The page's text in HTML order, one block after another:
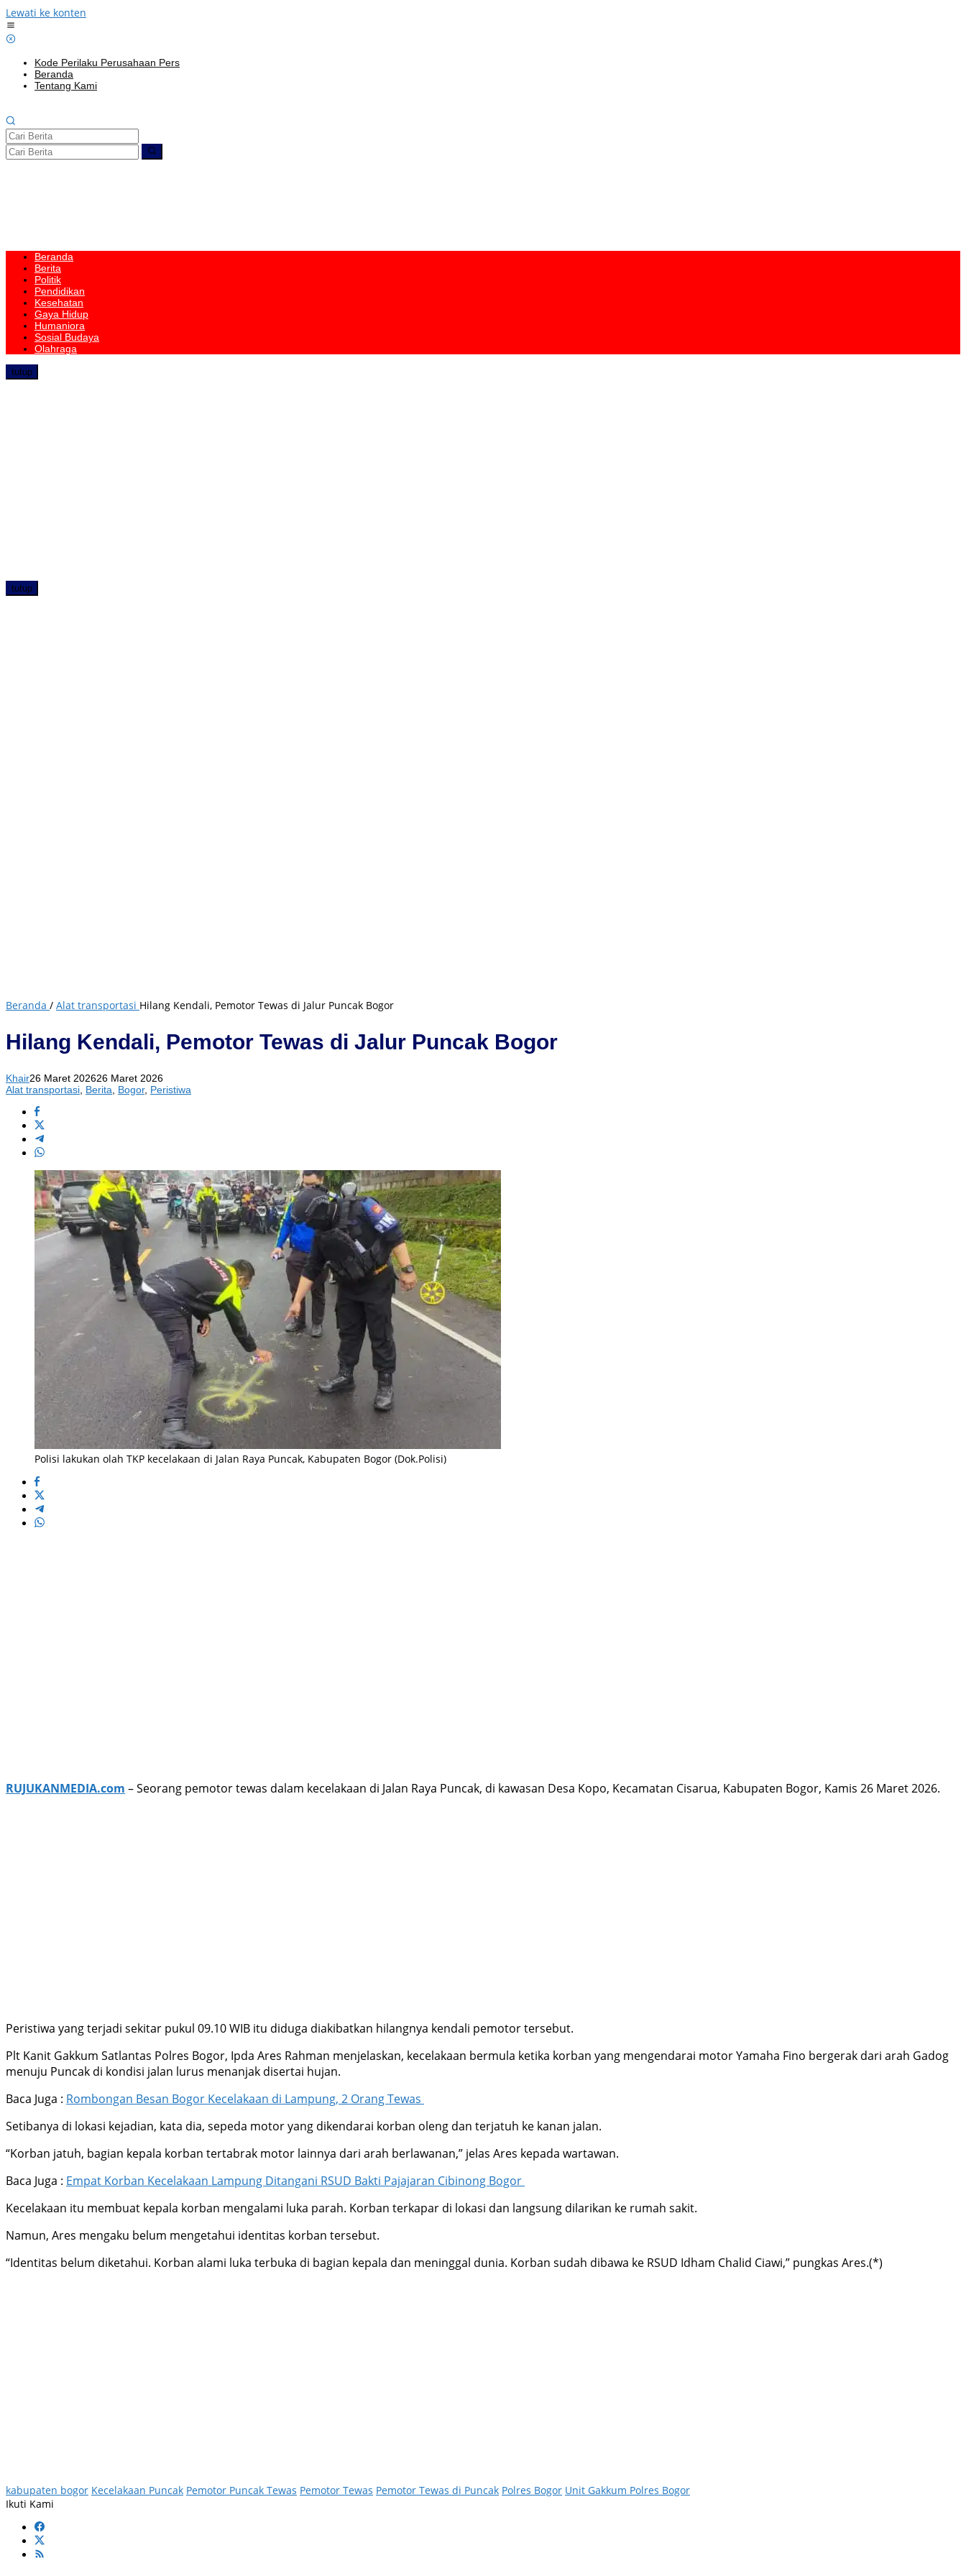
Lewati ke konten
Kode Perilaku Perusahaan Pers
Beranda
Tentang Kami
Beranda
Berita
Politik
Pendidikan
Kesehatan
Gaya Hidup
Humaniora
Sosial Budaya
Olahraga
tutup
tutup
Beranda / Alat transportasi Hilang Kendali, Pemotor Tewas di Jalur Puncak Bogor
Hilang Kendali, Pemotor Tewas di Jalur Puncak Bogor
Khair26 Maret 202626 Maret 2026
Alat transportasi Berita Bogor, Peristiwa
Polisi lakukan olah TKP kecelakaan di Jalan Raya Puncak, Kabupaten Bogor (Dok.Polisi)
RUJUKANMEDIA.com – Seorang pemotor tewas dalam kecelakaan di Jalan Raya Puncak, di kawasan Desa Kopo, Kecamatan Cisarua, Kabupaten Bogor, Kamis 26 Maret 2026.
Peristiwa yang terjadi sekitar pukul 09.10 WIB itu diduga diakibatkan hilangnya kendali pemotor tersebut.
Plt Kanit Gakkum Satlantas Polres Bogor, Ipda Ares Rahman menjelaskan, kecelakaan bermula ketika korban yang mengendarai motor Yamaha Fino bergerak dari arah Gadog
menuju Puncak di kondisi jalan lurus menanjak disertai hujan.
Baca Juga : Rombongan Besan Bogor Kecelakaan di Lampung, 2 Orang Tewas
Setibanya di lokasi kejadian, kata dia, sepeda motor yang dikendarai korban oleng dan terjatuh ke kanan jalan.
“Korban jatuh, bagian kepala korban tertabrak motor lainnya dari arah berlawanan,” jelas Ares kepada wartawan.
Baca Juga : Empat Korban Kecelakaan Lampung Ditangani RSUD Bakti Pajajaran Cibinong Bogor
Kecelakaan itu membuat kepala korban mengalami luka parah. Korban terkapar di lokasi dan langsung dilarikan ke rumah sakit.
Namun, Ares mengaku belum mengetahui identitas korban tersebut.
“Identitas belum diketahui. Korban alami luka terbuka di bagian kepala dan meninggal dunia. Korban sudah dibawa ke RSUD Idham Chalid Ciawi,” pungkas Ares.(*)
kabupaten bogor Kecelakaan Puncak Pemotor Puncak Tewas Pemotor Tewas Pemotor Tewas di Puncak Polres Bogor Unit Gakkum Polres Bogor
Ikuti Kami